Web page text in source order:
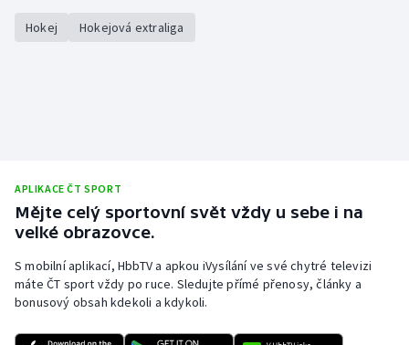
Hokej Hokejová extraliga
APLIKACE ČT SPORT
Mějte celý sportovní svět vždy u sebe i na
velké obrazovce.
S mobilní aplikací, HbbTV a apkou iVysílání ve své chytré televizi
máte ČT sport vždy po ruce. Sledujte přímé přenosy, články a
bonusový obsah kdekoli a kdykoli.